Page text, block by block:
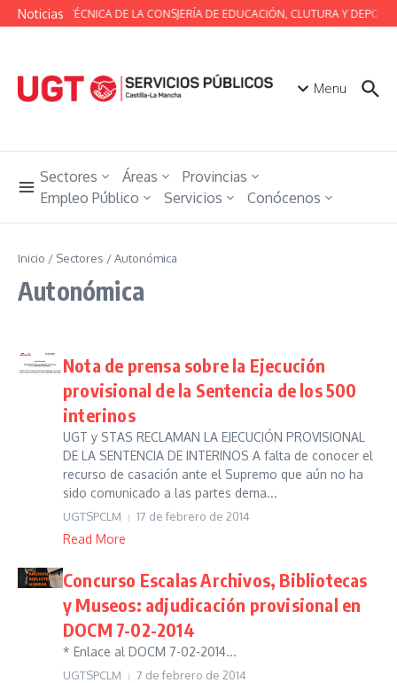
Saltar al contenido
Noticias
MESA TÉCNICA DE LA CONSJERÍA DE EDUCACIÓN, CLUTURA Y
Menu
Sectores Áreas
Provincias
Empleo Público
Servicios Conócenos
Inicio / Sectores /Autonómica
Autonómica
Nota de prensa sobre la Ejecución
provisional de la Sentencia de los 500
interinos
UGT y STAS RECLAMAN LA EJECUCIÓN PROVISIONAL
DE LA SENTENCIA DE INTERINOS A falta de conocer el
recurso de casación ante el Supremo que aún no ha
sido comunicado a las partes dema...
UGTSPCLM 17 de febrero de 2014
Read More
Concurso Escalas Archivos, Bibliotecas
y Museos: adjudicación provisional en
DOCM 7-02-2014
* Enlace al DOCM 7-02-2014...
UGTSPCLM 7 de febrero de 2014